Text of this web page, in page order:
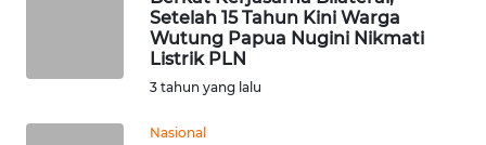
Setelah 15 Tahun Kini Warga
Wutung Papua Nugini Nikmati
Listrik PLN
3 tahun yang lalu
Nasional
MEDIA